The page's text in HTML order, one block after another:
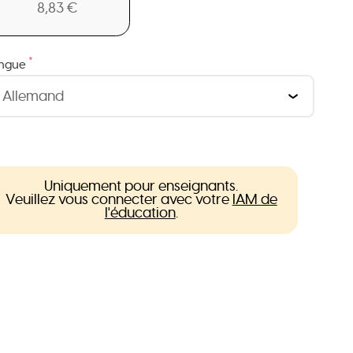
8,83 €
*
Uniquement pour enseignants.
Veuillez vous connecter avec votre IAM de
l'éducation.